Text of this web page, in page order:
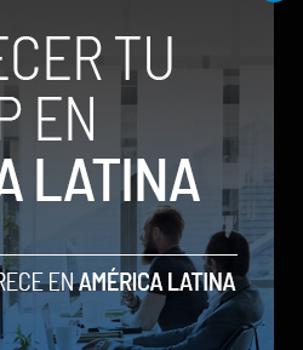
operará como compañía